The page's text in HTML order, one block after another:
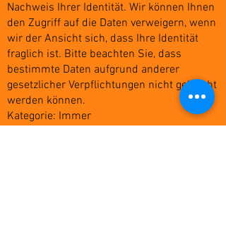
Nachweis Ihrer Identität. Wir können Ihnen
den Zugriff auf die Daten verweigern, wenn
wir der Ansicht sich, dass Ihre Identität
fraglich ist. Bitte beachten Sie, dass
bestimmte Daten aufgrund anderer
gesetzlicher Verpflichtungen nicht gelöscht
werden können.
Kategorie: Immer